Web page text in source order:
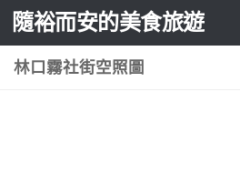
Skip to content
隨裕而安的美食旅遊
林口霧社街空照圖